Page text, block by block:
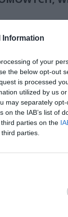
Information
of your
the below opt-out
is processed
utilized by us
may separately
the IAB’s list of
parties on the
parties.
dla uczniów
rutynowych